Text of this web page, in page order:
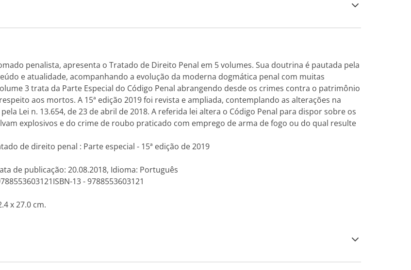
penalista, apresenta o Tratado de Direito Penal em 5 volumes. Sua doutrina é pautada pela
e atualidade, acompanhando a evolução da moderna dogmática penal com muitas
3 trata da Parte Especial do Código Penal abrangendo desde os crimes contra o patrimônio
aos mortos. A 15ª edição 2019 foi revista e ampliada, contemplando as alterações na
Lei n. 13.654, de 23 de abril de 2018. A referida lei altera o Código Penal para dispor sobre os
explosivos e do crime de roubo praticado com emprego de arma de fogo ou do qual resulte
de direito penal : Parte especial - 15ª edição de 2019
de publicação: 20.08.2018, Idioma: Português
13 - 9788553603121
x 27.0 cm.